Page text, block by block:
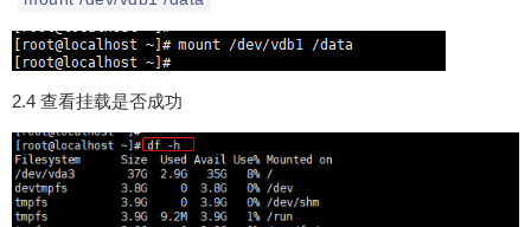
2.4 查看挂载是否成功